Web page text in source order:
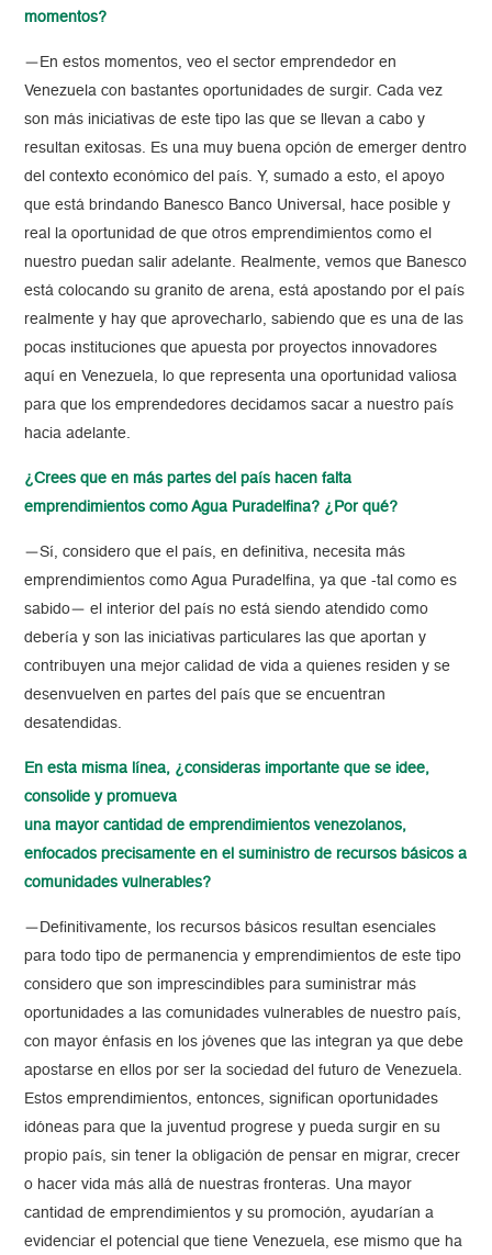
momentos?
—En estos momentos, veo el sector emprendedor en
Venezuela con bastantes oportunidades de surgir. Cada vez
son más iniciativas de este tipo las que se llevan a cabo y
resultan exitosas. Es una muy buena opción de emerger dentro
del contexto económico del país. Y, sumado a esto, el apoyo
que está brindando Banesco Banco Universal, hace posible y
real la oportunidad de que otros emprendimientos como el
nuestro puedan salir adelante. Realmente, vemos que Banesco
está colocando su granito de arena, está apostando por el país
realmente y hay que aprovecharlo, sabiendo que es una de las
pocas instituciones que apuesta por proyectos innovadores
aquí en Venezuela, lo que representa una oportunidad valiosa
para que los emprendedores decidamos sacar a nuestro país
hacia adelante.
¿Crees que en más partes del país hacen falta
emprendimientos como Agua Puradelfina? ¿Por qué?
—Sí, considero que el país, en definitiva, necesita más
emprendimientos como Agua Puradelfina, ya que -tal como es
sabido— el interior del país no está siendo atendido como
debería y son las iniciativas particulares las que aportan y
contribuyen una mejor calidad de vida a quienes residen y se
desenvuelven en partes del país que se encuentran
desatendidas.
En esta misma línea, ¿consideras importante que se idee,
consolide y promueva
una mayor cantidad de emprendimientos venezolanos,
enfocados precisamente en el suministro de recursos básicos a
comunidades vulnerables?
—Definitivamente, los recursos básicos resultan esenciales
para todo tipo de permanencia y emprendimientos de este tipo
considero que son imprescindibles para suministrar más
oportunidades a las comunidades vulnerables de nuestro país,
con mayor énfasis en los jóvenes que las integran ya que debe
apostarse en ellos por ser la sociedad del futuro de Venezuela.
Estos emprendimientos, entonces, significan oportunidades
idóneas para que la juventud progrese y pueda surgir en su
propio país, sin tener la obligación de pensar en migrar, crecer
o hacer vida más allá de nuestras fronteras. Una mayor
cantidad de emprendimientos y su promoción, ayudarían a
evidenciar el potencial que tiene Venezuela, ese mismo que ha